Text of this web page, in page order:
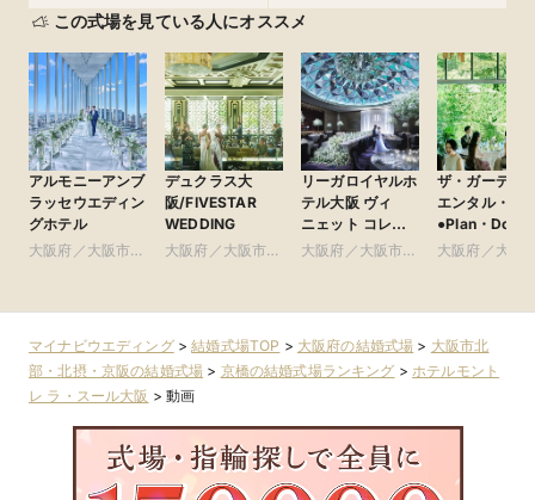
この式場を見ている人にオススメ
アルモニーアンブ
ラッセウエディン
グホテル
大阪府／大阪市北
デュクラス大
阪/FIVESTAR
WEDDING
大阪府／大阪市北
リーガロイヤルホ
テル大阪 ヴィ
ニェット コレク
ション
大阪府／大阪市北
ザ・ガーデン
エンタル・大
●Plan・Do・
グループ
大阪府／大阪
マイナビウエディング>結婚式場TOP > 大阪府の結婚式場 > 大阪市北
部・北摂・京阪の結婚式場 > 京橋の結婚式場ランキング >ホテルモント
レ ラ・スール大阪 >動画